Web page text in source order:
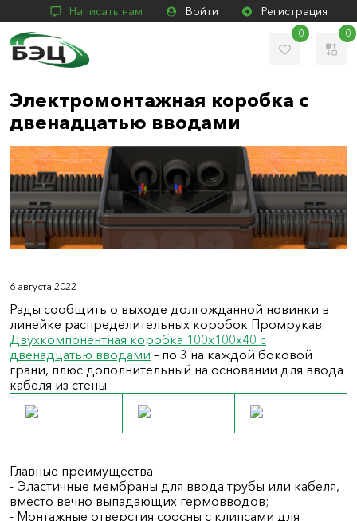
Написать нам Войти Регистрация
0 0
Электромонтажная коробка с
двенадцатью вводами
6 августа 2022
Рады сообщить о выходе долгожданной новинки в
линейке распределительных коробок Промрукав:
Двухкомпонентная коробка 100х100х40 с
двенадцатью вводами – по 3 на каждой боковой
грани, плюс дополнительный на основании для ввода
кабеля из стены.
Главные преимущества:
- Эластичные мембраны для ввода трубы или кабеля,
вместо вечно выпадающих гермовводов;
- Монтажные отверстия соосны с клипсами для